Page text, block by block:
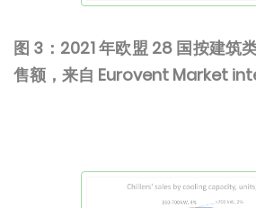
图 3：2021 年欧盟 28 国按建筑
售额，来自 Eurovent Market